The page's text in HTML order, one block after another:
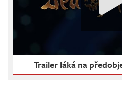
Trailer láká na